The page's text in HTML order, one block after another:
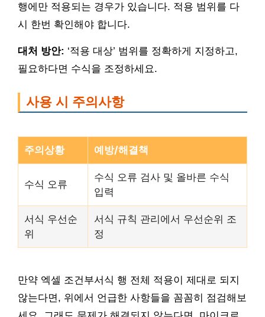
행에만 적용되는 경우가 있습니다. 적용 범위를 다
시 한번 확인해야 합니다.
대처 방안: ‘적용 대상’ 범위를 정확하게 지정하고,
필요하다면 수식을 조정하세요.
사용 시 주의사항
주의상황 예방/해결책
수식 오류
수식 오류 검사 및 올바른 수식
입력
서식 우선순
위
서식 규칙 관리에서 우선순위 조
정
만약 엑셀 조건부서식 행 전체 적용이 제대로 되지
않는다면, 위에서 언급한 사항들을 꼼꼼히 점검해보